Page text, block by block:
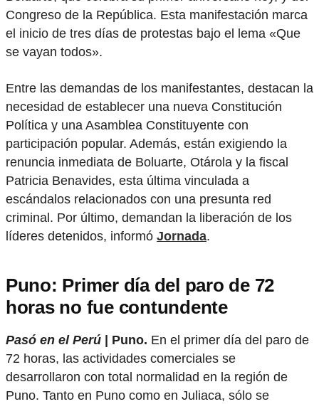
Congreso de la República. Esta manifestación marca
el inicio de tres días de protestas bajo el lema «Que
se vayan todos».
Entre las demandas de los manifestantes, destacan la
necesidad de establecer una nueva Constitución
Política y una Asamblea Constituyente con
participación popular. Además, están exigiendo la
renuncia inmediata de Boluarte, Otárola y la fiscal
Patricia Benavides, esta última vinculada a
escándalos relacionados con una presunta red
criminal. Por último, demandan la liberación de los
líderes detenidos, informó Jornada.
Puno: Primer día del paro de 72
horas no fue contundente
Pasó en el Perú | Puno. En el primer día del paro de
72 horas, las actividades comerciales se
desarrollaron con total normalidad en la región de
Puno. Tanto en Puno como en Juliaca, sólo se